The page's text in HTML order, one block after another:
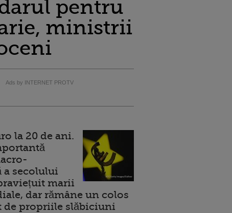
pentru
ministrii
Ads by INTERNET PROTV
la 20 de ani.
a secolului
marii
dar rămâne un colos
de propriile slăbiciuni